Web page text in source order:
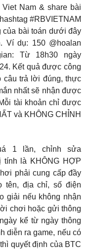
Nam & share bài
#RBVIETNAM
của bài toán dưới đây
Ví dụ: 150 @hoalan
Từ 18h30 ngày
Kết quả được công
câu trả lời đúng, thực
nhất sẽ nhận được
tài khoản chỉ được
và KHÔNG CHỈNH
1 lần, chỉnh sửa
tính là KHÔNG HỢP
phải cung cấp đầy
tên, địa chỉ, số điện
giải nếu không nhận
chơi hoặc gửi thông
kể từ ngày thông
diễn ra game, nếu có
quyết định của BTC